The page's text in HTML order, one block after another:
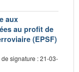
aux
au profit de
(EPSF)
de signature : 21-03-